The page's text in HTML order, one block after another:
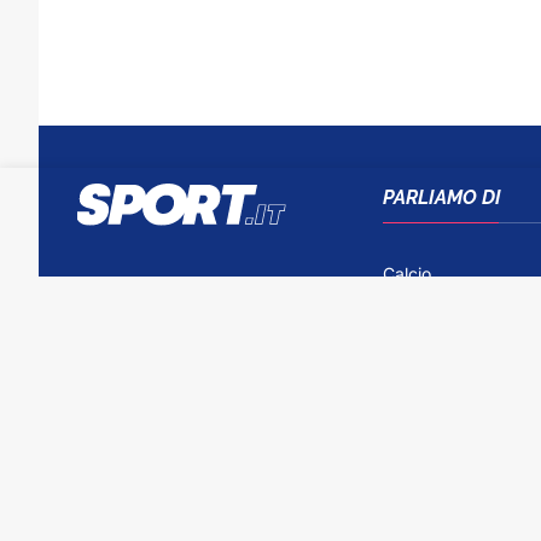
PARLIAMO DI
Calcio